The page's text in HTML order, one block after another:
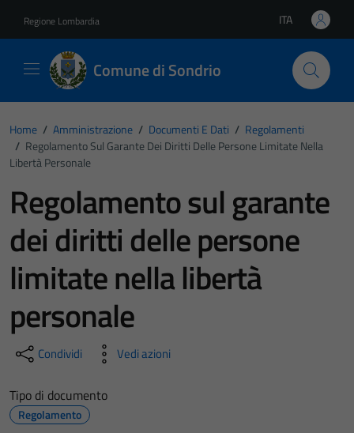
Regione Lombardia Lingua attiva:
ITA
Comune di Sondrio
Home / Amministrazione / Documenti E Dati / Regolamenti
/ Regolamento Sul Garante Dei Diritti Delle Persone Limitate Nella
Libertà Personale
Regolamento sul garante
dei diritti delle persone
limitate nella libertà
personale
Condividi Vedi azioni
Tipo di documento
Regolamento